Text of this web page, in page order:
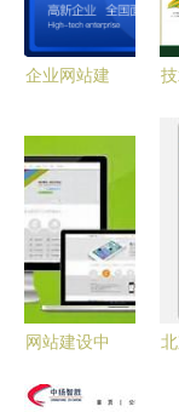
企业网站建
格构成与选
择策略
网站建设中